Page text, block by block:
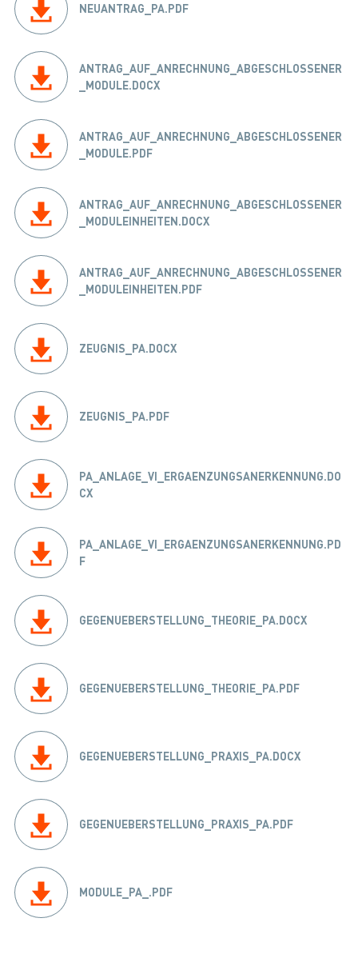
NEUANTRAG_PA.PDF
ANTRAG_AUF_ANRECHNUNG_ABGESCHLOSSENER
_MODULE.DOCX
ANTRAG_AUF_ANRECHNUNG_ABGESCHLOSSENER
_MODULE.PDF
ANTRAG_AUF_ANRECHNUNG_ABGESCHLOSSENER
_MODULEINHEITEN.DOCX
ANTRAG_AUF_ANRECHNUNG_ABGESCHLOSSENER
_MODULEINHEITEN.PDF
ZEUGNIS_PA.DOCX
ZEUGNIS_PA.PDF
PA_ANLAGE_VI_ERGAENZUNGSANERKENNUNG.DO
CX
PA_ANLAGE_VI_ERGAENZUNGSANERKENNUNG.PD
F
GEGENUEBERSTELLUNG_THEORIE_PA.DOCX
GEGENUEBERSTELLUNG_THEORIE_PA.PDF
GEGENUEBERSTELLUNG_PRAXIS_PA.DOCX
GEGENUEBERSTELLUNG_PRAXIS_PA.PDF
MODULE_PA_.PDF